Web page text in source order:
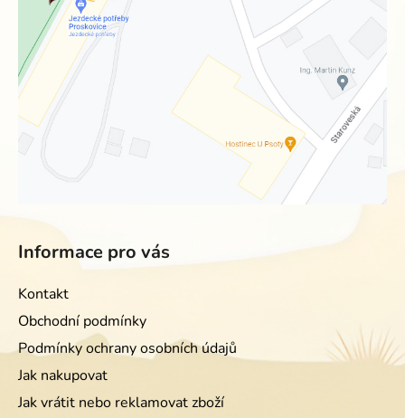
Informace pro vás
Kontakt
Obchodní podmínky
Podmínky ochrany osobních údajů
Jak nakupovat
Jak vrátit nebo reklamovat zboží